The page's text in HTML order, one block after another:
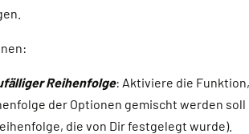
Reihenfolge: Aktiviere die
der Optionen gemischt werden soll
die von Dir festgelegt wurde).